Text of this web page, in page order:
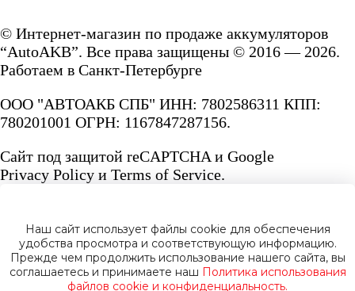
© Интернет-магазин по продаже аккумуляторов
“AutoAKB”. Все права защищены © 2016 — 2026.
Работаем в Санкт-Петербурге
ООО "АВТОАКБ СПБ" ИНН: 7802586311 КПП:
780201001 ОГРН: 1167847287156.
Сайт под защитой reCAPTCHA и Google
Privacy Policy и Terms of Service.
Политика конфиденциальности
Наш сайт использует файлы cookie для обеспечения
удобства просмотра и соответствующую информацию.
Прежде чем продолжить использование нашего сайта, вы
соглашаетесь и принимаете наш Политика использования
файлов cookie и конфиденциальность.